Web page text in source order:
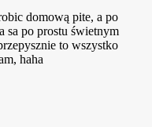
domową pite, a po
sa po prostu świetnym
to wszystko
haha